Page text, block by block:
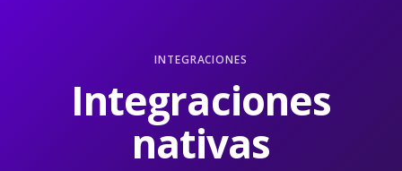
INTEGRACIONES
Integraciones
nativas